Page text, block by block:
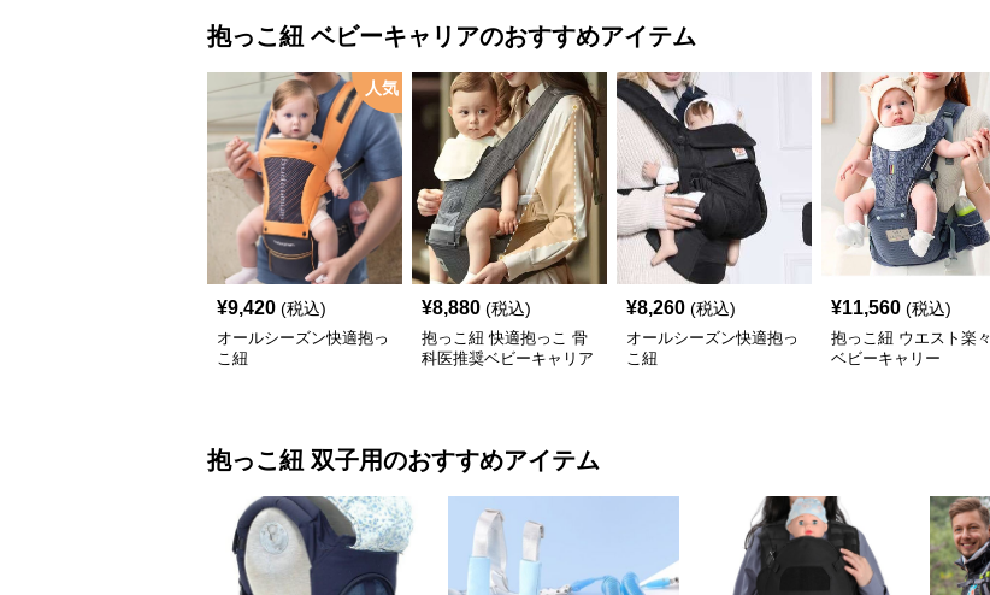
抱っこ紐 ベビーキャリアのおすすめアイテム
人気
¥9,420 (税込)
オールシーズン快適抱っ
こ紐
¥8,880 (税込)
抱っこ紐 快適抱っこ 骨
科医推奨ベビーキャリア
¥8,260 (税込)
オールシーズン快適抱っ
こ紐
¥11,560 (税込)
抱っこ紐 ウエスト楽々
ベビーキャリー
抱っこ紐 双子用のおすすめアイテム